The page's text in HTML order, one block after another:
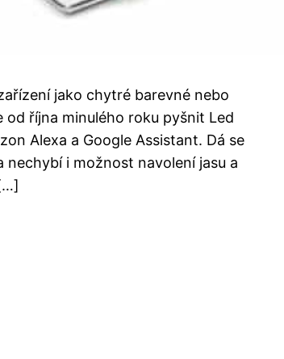
jako chytré barevné nebo
od října minulého roku pyšnit Led
Alexa a Google Assistant. Dá se
i možnost navolení jasu a